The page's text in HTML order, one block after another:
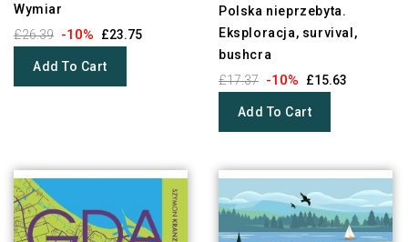
Wymiar
£26.39 -10% £23.75
Add To Cart
Polska nieprzebyta.
Eksploracja, survival,
bushcra
£17.37 -10% £15.63
Add To Cart